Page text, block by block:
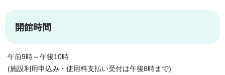
開館時間
午前9時～午後10時
(施設利用申込み・使用料支払い受付は午後8時まで)